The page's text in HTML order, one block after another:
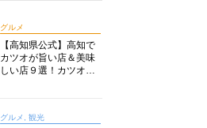
グルメ
【高知県公式】高知で
カツオが旨い店＆美味
しい店９選！カツオの
グルメ, 観光